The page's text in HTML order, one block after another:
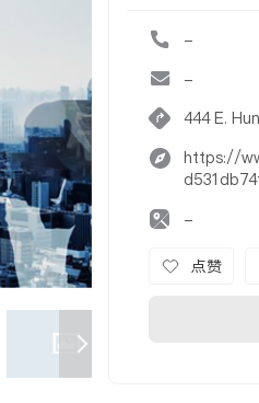
-
-
444 E.
https://
-
点赞